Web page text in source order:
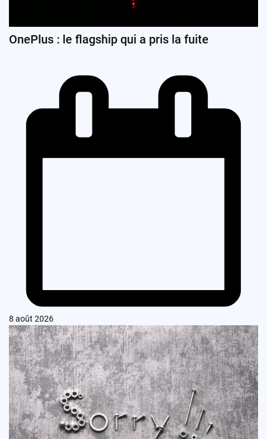
OnePlus : le flagship qui a pris la fuite
8 août 2026